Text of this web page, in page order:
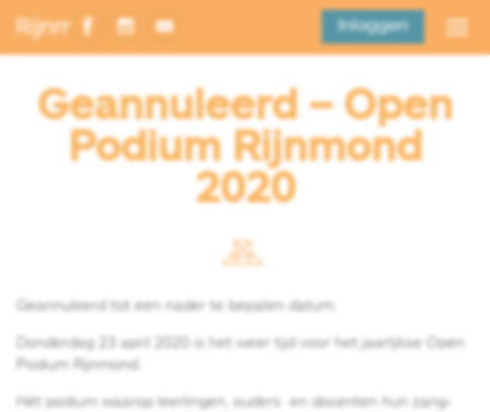
Inloggen
Geannuleerd – Open
Podium Rijnmond
2020
Geannuleerd tot een nader te bepalen datum.
Donderdag 23 april 2020 is het weer tijd voor het jaarlijkse Open
Podium Rijnmond.
Hét podium waarop leerlingen, ouders en docenten hun zang-